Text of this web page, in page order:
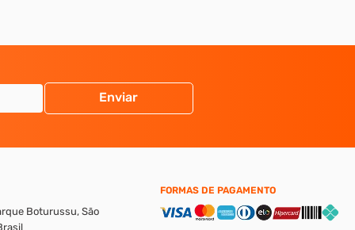
Enviar
Boturussu, São
FORMAS DE PAGAMENTO